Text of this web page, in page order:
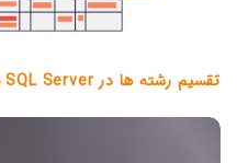
تقسیم رشته ها در SQL Server با تابع PARSENAME